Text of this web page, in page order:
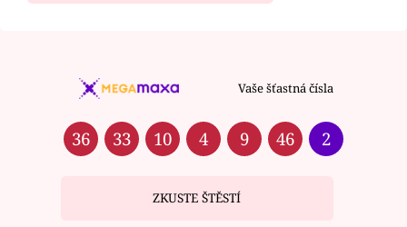
Vaše šťastná čísla
36 33 10 4 9 46 2
ZKUSTE ŠTĚSTÍ